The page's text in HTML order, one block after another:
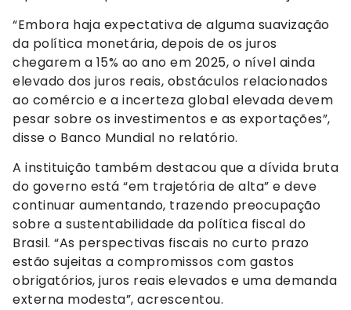
“Embora haja expectativa de alguma suavização
da política monetária, depois de os juros
chegarem a 15% ao ano em 2025, o nível ainda
elevado dos juros reais, obstáculos relacionados
ao comércio e a incerteza global elevada devem
pesar sobre os investimentos e as exportações”,
disse o Banco Mundial no relatório.
A instituição também destacou que a dívida bruta
do governo está “em trajetória de alta” e deve
continuar aumentando, trazendo preocupação
sobre a sustentabilidade da política fiscal do
Brasil. “As perspectivas fiscais no curto prazo
estão sujeitas a compromissos com gastos
obrigatórios, juros reais elevados e uma demanda
externa modesta”, acrescentou.